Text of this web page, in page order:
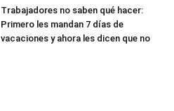
Trabajadores no saben qué hacer:
Primero les mandan 7 días de
vacaciones y ahora les dicen que no